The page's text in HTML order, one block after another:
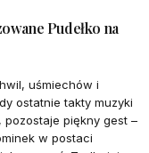
Pudełko na
uśmiechów i
ostatnie takty muzyki
piękny gest –
w postaci